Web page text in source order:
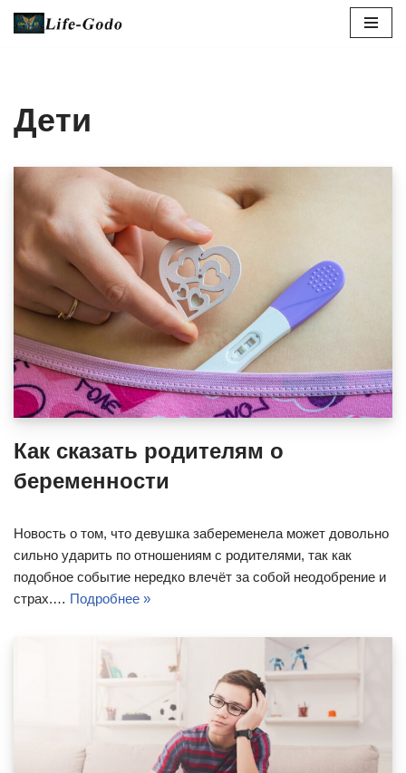
Дети
Как сказать родителям о
беременности
Новость о том, что девушка забеременела может довольно
сильно ударить по отношениям с родителями, так как
подобное событие нередко влечёт за собой неодобрение и
страх.… Подробнее »